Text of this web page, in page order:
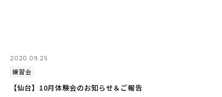
2020.09.25
練習会
【仙台】10月体験会のお知らせ＆ご報告